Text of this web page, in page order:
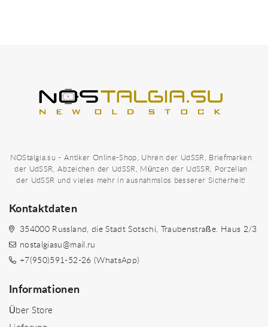
NOStalgia.su - Antiker Online-Shop, Uhren der UdSSR, Briefmarken
der UdSSR, Abzeichen der UdSSR, Münzen der UdSSR, Porzellan
der UdSSR und vieles mehr in ausnahmslos besserer Sicherheit!
Kontaktdaten
354000 Russland, die Stadt Sotschi, Traubenstraße. Haus 2/3
nostalgiasu@mail.ru
+7(950)591-52-26 (WhatsApp)
Informationen
Über Store